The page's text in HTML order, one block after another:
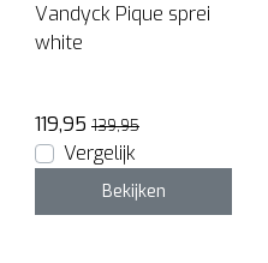
Vandyck Pique sprei
white
119,95 139,95
Vergelijk
Bekijken